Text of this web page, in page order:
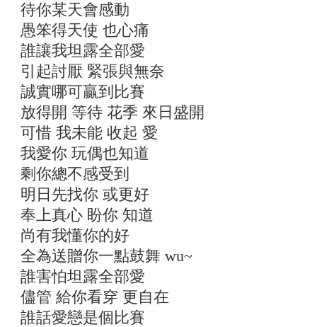
待你某天會感動
愚笨得天使 也心痛
誰讓我坦露全部愛
引起討厭 緊張與無奈
誠實哪可贏到比賽
放得開 等待 花季 來日盛開
可惜 我未能 收起 愛
我愛你 玩偶也知道
剩你總不感受到
明日先找你 或更好
奉上真心 盼你 知道
尚有我懂你的好
全為送贈你一點鼓舞 wu~
誰害怕坦露全部愛
儘管 給你看穿 更自在
誰話愛戀是個比賽